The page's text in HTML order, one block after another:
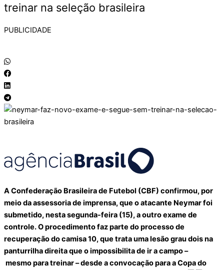
treinar na seleção brasileira
PUBLICIDADE
A Confederação Brasileira de Futebol (CBF) confirmou, por
meio da assessoria de imprensa, que o atacante Neymar foi
submetido, nesta segunda-feira (15), a outro exame de
controle. O procedimento faz parte do processo de
recuperação do camisa 10, que trata uma lesão grau dois na
panturrilha direita que o impossibilita de ir a campo –
mesmo para treinar – desde a convocação para a Copa do